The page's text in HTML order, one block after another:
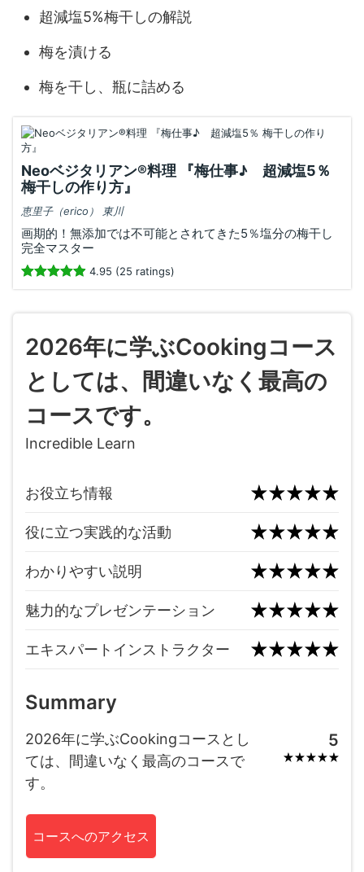
超減塩5%梅干しの解説
梅を漬ける
梅を干し、瓶に詰める
Neoベジタリアン®️料理 『梅仕事♪ 超減塩5％
梅干しの作り方』
恵里子（erico） 東川
画期的！無添加では不可能とされてきた5％塩分の梅干し
完全マスター
4.95 (25 ratings)
2026年に学ぶCookingコース
としては、間違いなく最高の
コースです。
Incredible Learn
お役立ち情報
役に立つ実践的な活動
わかりやすい説明
魅力的なプレゼンテーション
エキスパートインストラクター
Summary
2026年に学ぶCookingコースとし
ては、間違いなく最高のコースで
す。
5
コースへのアクセス